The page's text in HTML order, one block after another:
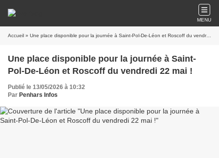
MENU
Accueil » Une place disponible pour la journée à Saint-Pol-De-Léon et Roscoff du vendredi 22 mai !
Une place disponible pour la journée à Saint-
Pol-De-Léon et Roscoff du vendredi 22 mai !
Publié le 13/05/2026 à 10:32
Par Penhars Infos